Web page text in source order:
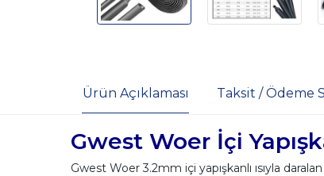
Ürün Açıklaması Taksit / Ödeme
Gwest Woer İçi
Gwest Woer 3.2mm içi yapışkanlı ısıyla